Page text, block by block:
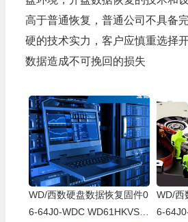
高于普通恢复，普通公司不具备
硬的技术实力，客户应慎重选择
数据造成不可挽回的损失
WD/西数硬盘数据恢复固件0
6-64J0-WDC WD61HKVS-7
WD/西
6-